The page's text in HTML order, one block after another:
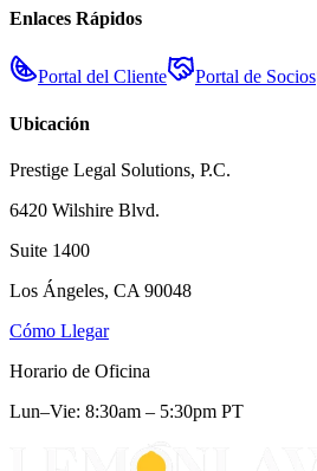
Enlaces Rápidos
Portal del Cliente Portal de Socios
Ubicación
Prestige Legal Solutions, P.C.
6420 Wilshire Blvd.
Suite 1400
Los Ángeles, CA 90048
Cómo Llegar
Horario de Oficina
Lun–Vie: 8:30am – 5:30pm PT